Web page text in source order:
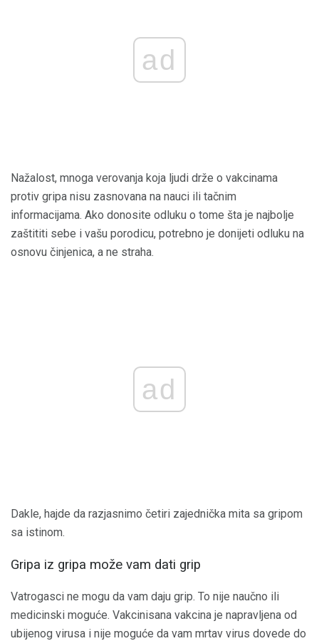
ad
Nažalost, mnoga verovanja koja ljudi drže o vakcinama
protiv gripa nisu zasnovana na nauci ili tačnim
informacijama. Ako donosite odluku o tome šta je najbolje
zaštititi sebe i vašu porodicu, potrebno je donijeti odluku na
osnovu činjenica, a ne straha.
ad
Dakle, hajde da razjasnimo četiri zajednička mita sa gripom
sa istinom.
Gripa iz gripa može vam dati grip
Vatrogasci ne mogu da vam daju grip. To nije naučno ili
medicinski moguće. Vakcinisana vakcina je napravljena od
ubijenog virusa i nije moguće da vam mrtav virus dovede do